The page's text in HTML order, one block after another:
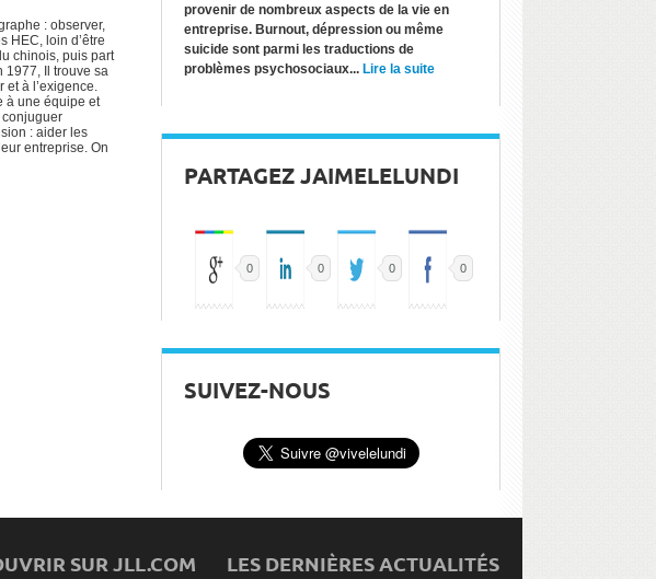
: observer,
HEC, loin d’être
chinois, puis part
1977, Il trouve sa
à l’exigence.
à une équipe et
conjuguer
: aider les
entreprise. On
provenir de nombreux aspects de la vie en
entreprise. Burnout, dépression ou même
suicide sont parmi les traductions de
problèmes psychosociaux... Lire la suite
PARTAGEZ JAIMELELUNDI
0 0 0 0
SUIVEZ-NOUS
SUR JLL.COM LES DERNIÈRES ACTUALITÉS